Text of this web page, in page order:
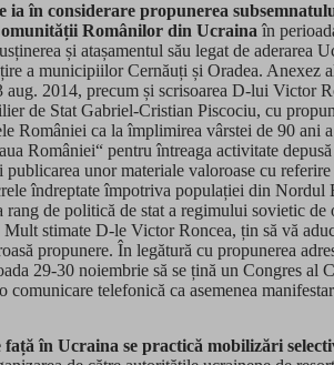
ia în considerare propunerea
Românilor din Ucraina în
și atașamentul său legat de aderarea
a municipiilor Cernăuți și Oradea. Anexez
aug. 2014, precum și scrisoarea D-lui Victor
de Stat Gabriel-Cristian Piscociu, cu
României ca la împlimirea vârstei de 90 ani
României“ pentru întreaga activitate
publicarea unor materiale valoroase cu
îndreptate împotriva populației din Nordul
rang de politică de stat a regimului sovietic
stimate D-le Victor Roncea, țin să vă
propunere. În legătură cu propunerea
29-30 noiembrie să se țină un Congres al
comunicare telefonică ca asemenea
în Ucraina se practică mobilizări